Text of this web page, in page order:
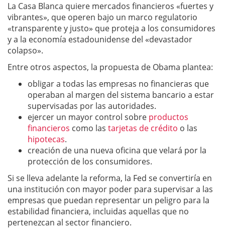
La Casa Blanca quiere mercados financieros «fuertes y
vibrantes», que operen bajo un marco regulatorio
«transparente y justo» que proteja a los consumidores
y a la economía estadounidense del «devastador
colapso».
Entre otros aspectos, la propuesta de Obama plantea:
obligar a todas las empresas no financieras que
operaban al margen del sistema bancario a estar
supervisadas por las autoridades.
ejercer un mayor control sobre productos
financieros como las tarjetas de crédito o las
hipotecas.
creación de una nueva oficina que velará por la
protección de los consumidores.
Si se lleva adelante la reforma, la Fed se convertiría en
una institución con mayor poder para supervisar a las
empresas que puedan representar un peligro para la
estabilidad financiera, incluidas aquellas que no
pertenezcan al sector financiero.